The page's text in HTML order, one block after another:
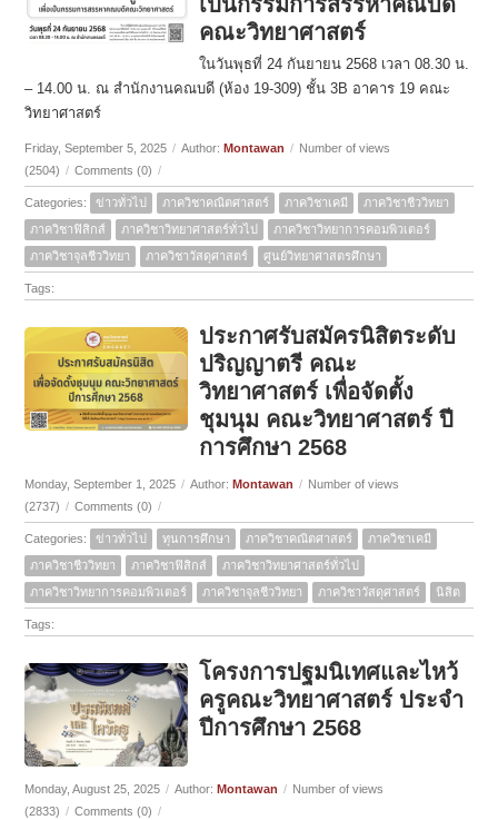
คณะวิทยาศาสตร์
ในวันพุธที่ 24 กันยายน 2568 เวลา 08.30 น.
– 14.00 น. ณ สำนักงานคณบดี (ห้อง 19-309) ชั้น 3B อาคาร 19 คณะ
วิทยาศาสตร์
Friday, September 5, 2025 / Author:Montawan / Number of views
(2504) / Comments (0) /
Categories: ข่าวทั่วไป ภาควิชาคณิตศาสตร์ ภาควิชาเคมี
ภาควิชาชีววิทยา
ภาควิชาฟิสิกส์
ภาควิชาวิทยาศาสตร์ทั่วไป
ภาควิชาวิทยาการคอมพิวเตอร์
ภาควิชาจุลชีววิทยา
ภาควิชาวัสดุศาสตร์ ศูนย์วิทยาศาสตรศึกษา
Tags:
ประกาศรับสมัครนิสิตระดับ
ปริญญาตรี คณะ
วิทยาศาสตร์ เพื่อจัดตั้ง
ชุมนุม คณะวิทยาศาสตร์ ปี
การศึกษา 2568
Monday, September 1, 2025 / Author:Montawan / Number of views
(2737) / Comments (0) /
Categories: ข่าวทั่วไป ทุนการศึกษา ภาควิชาคณิตศาสตร์
ภาควิชาเคมี
ภาควิชาชีววิทยา
ภาควิชาฟิสิกส์
ภาควิชาวิทยาศาสตร์ทั่วไป
ภาควิชาวิทยาการคอมพิวเตอร์
ภาควิชาจุลชีววิทยา ภาควิชาวัสดุศาสตร์ นิสิต
Tags:
โครงการปฐมนิเทศและไหว้
ครูคณะวิทยาศาสตร์ ประจำ
ปีการศึกษา 2568
Monday, August 25, 2025 / Author:Montawan / Number of views
(2833) / Comments (0) /